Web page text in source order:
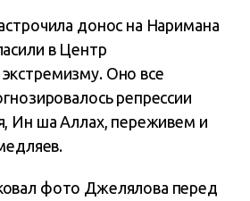
донос на Наримана
в Центр
Оно все
репрессии
Ин ша Аллах, переживем и
фото Джелялова перед